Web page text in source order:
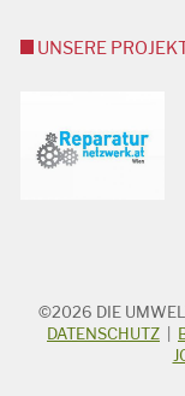
UNSERE
STICHWORTSUCHE
Suchbegriff
©2026 DIE
DATENSCHUTZ